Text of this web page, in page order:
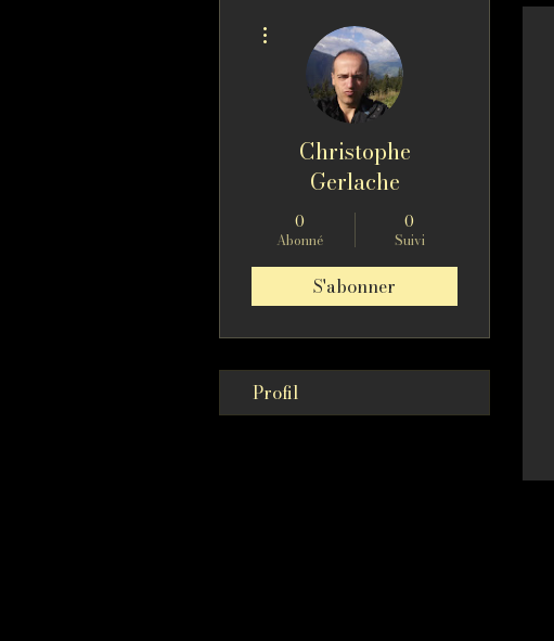
Christophe
Gerlache
0
Abonné
0
Suivi
S'abonner
Profil